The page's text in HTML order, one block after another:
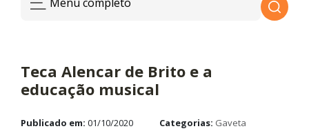
Teca Alencar de Brito e a
educação musical
Publicado em: 01/10/2020 Categorias: Gaveta